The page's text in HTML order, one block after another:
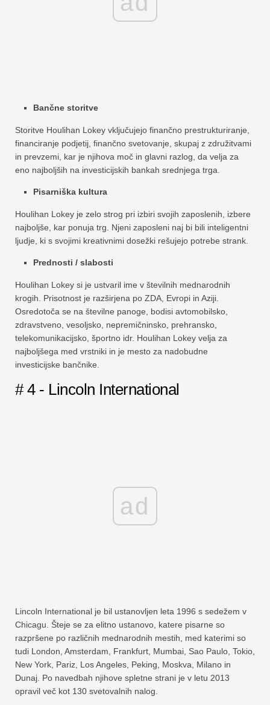
Bančne storitve
Storitve Houlihan Lokey vključujejo finančno prestrukturiranje,
financiranje podjetij, finančno svetovanje, skupaj z združitvami
in prevzemi, kar je njihova moč in glavni razlog, da velja za
eno najboljših na investicijskih bankah srednjega trga.
Pisarniška kultura
Houlihan Lokey je zelo strog pri izbiri svojih zaposlenih, izbere
najboljše, kar ponuja trg. Njeni zaposleni naj bi bili inteligentni
ljudje, ki s svojimi kreativnimi dosežki rešujejo potrebe strank.
Prednosti / slabosti
Houlihan Lokey si je ustvaril ime v številnih mednarodnih
krogih. Prisotnost je razširjena po ZDA, Evropi in Aziji.
Osredotoča se na številne panoge, bodisi avtomobilsko,
zdravstveno, vesoljsko, nepremičninsko, prehransko,
telekomunikacijsko, športno idr. Houlihan Lokey velja za
najboljšega med vrstniki in je mesto za nadobudne
investicijske bančnike.
# 4 - Lincoln International
ad
Lincoln International je bil ustanovljen leta 1996 s sedežem v
Chicagu. Šteje se za elitno ustanovo, katere pisarne so
razpršene po različnih mednarodnih mestih, med katerimi so
tudi London, Amsterdam, Frankfurt, Mumbai, Sao Paulo, Tokio,
New York, Pariz, Los Angeles, Peking, Moskva, Milano in
Dunaj. Po navedbah njihove spletne strani je v letu 2013
opravil več kot 130 svetovalnih nalog.